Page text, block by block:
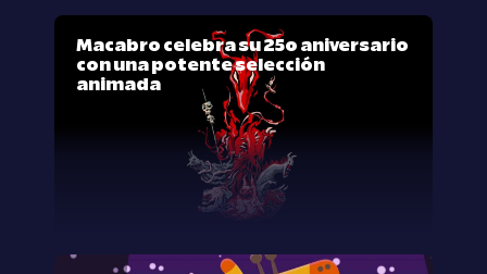
Macabro celebra su 25º aniversario
con una potente selección
animada